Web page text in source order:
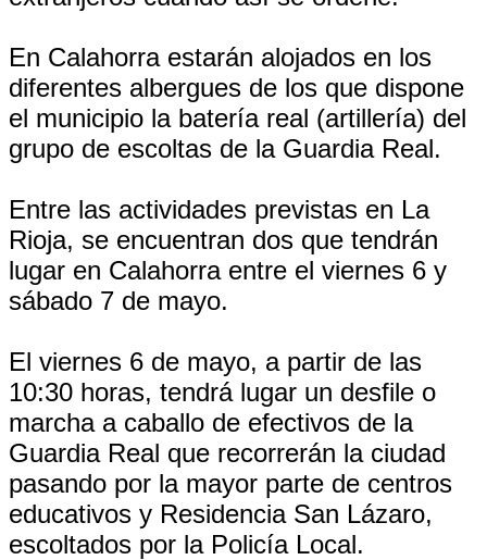
En Calahorra estarán alojados en los
diferentes albergues de los que dispone
el municipio la batería real (artillería) del
grupo de escoltas de la Guardia Real.
Entre las actividades previstas en La
Rioja, se encuentran dos que tendrán
lugar en Calahorra entre el viernes 6 y
sábado 7 de mayo.
El viernes 6 de mayo, a partir de las
10:30 horas, tendrá lugar un desfile o
marcha a caballo de efectivos de la
Guardia Real que recorrerán la ciudad
pasando por la mayor parte de centros
educativos y Residencia San Lázaro,
escoltados por la Policía Local.